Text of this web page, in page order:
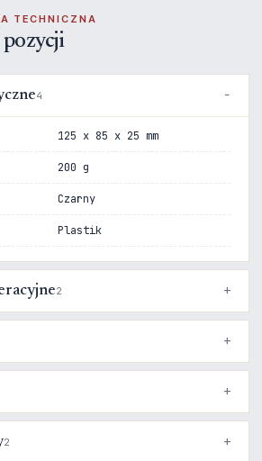
TECHNICZNA
pozycji
4
125 x 85 x 25 mm
200 g
Czarny
Plastik
2
2